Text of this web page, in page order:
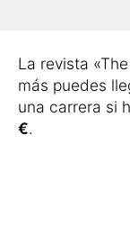
La revista
más puedes
una carrera si
€.